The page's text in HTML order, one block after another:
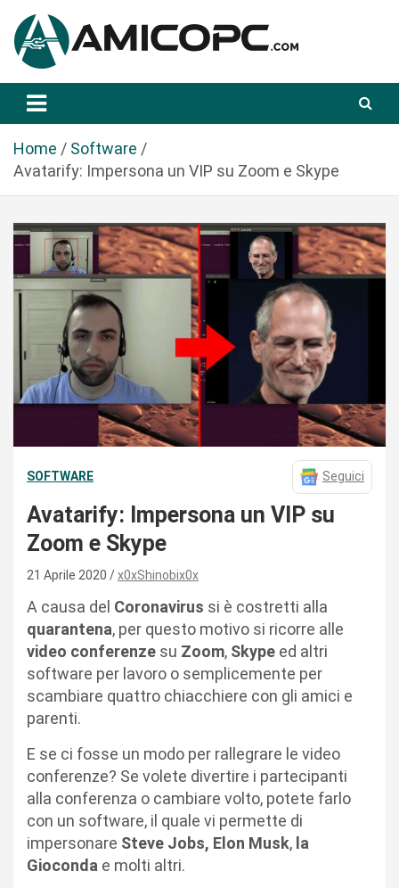
a
Amicopc.com
Home
Software
Avatarify: Impersona un VIP su Zoom e Skype
SOFTWARE Seguici
Avatarify: Impersona un VIP su
Zoom e Skype
21 Aprile 2020 x0xShinobix0x
A causa del Coronavirus si è costretti alla
quarantena, per questo motivo si ricorre alle
video conferenze su Zoom, Skype ed altri
software per lavoro o semplicemente per
scambiare quattro chiacchiere con gli amici e
parenti.
E se ci fosse un modo per rallegrare le video
conferenze? Se volete divertire i partecipanti
alla conferenza o cambiare volto, potete farlo
con un software, il quale vi permette di
impersonare Steve Jobs, Elon Musk, la
Gioconda e molti altri.